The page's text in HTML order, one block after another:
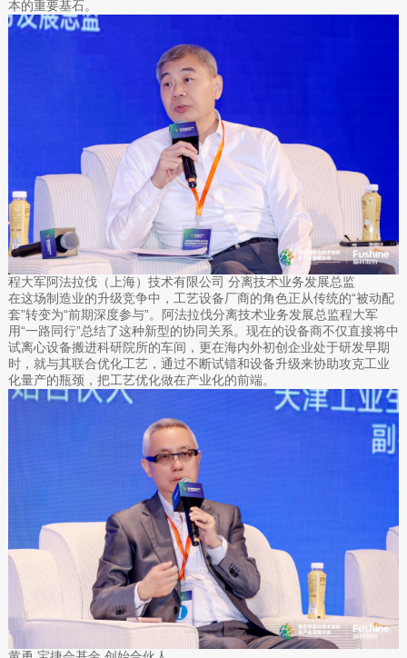
本的重要基石。
程大军阿法拉伐（上海）技术有限公司 分离技术业务发展总监
在这场制造业的升级竞争中，工艺设备厂商的角色正从传统的“被动配
套”转变为“前期深度参与”。阿法拉伐分离技术业务发展总监程大军
用“一路同行”总结了这种新型的协同关系。现在的设备商不仅直接将中
试离心设备搬进科研院所的车间，更在海内外初创企业处于研发早期
时，就与其联合优化工艺，通过不断试错和设备升级来协助攻克工业
化量产的瓶颈，把工艺优化做在产业化的前端。